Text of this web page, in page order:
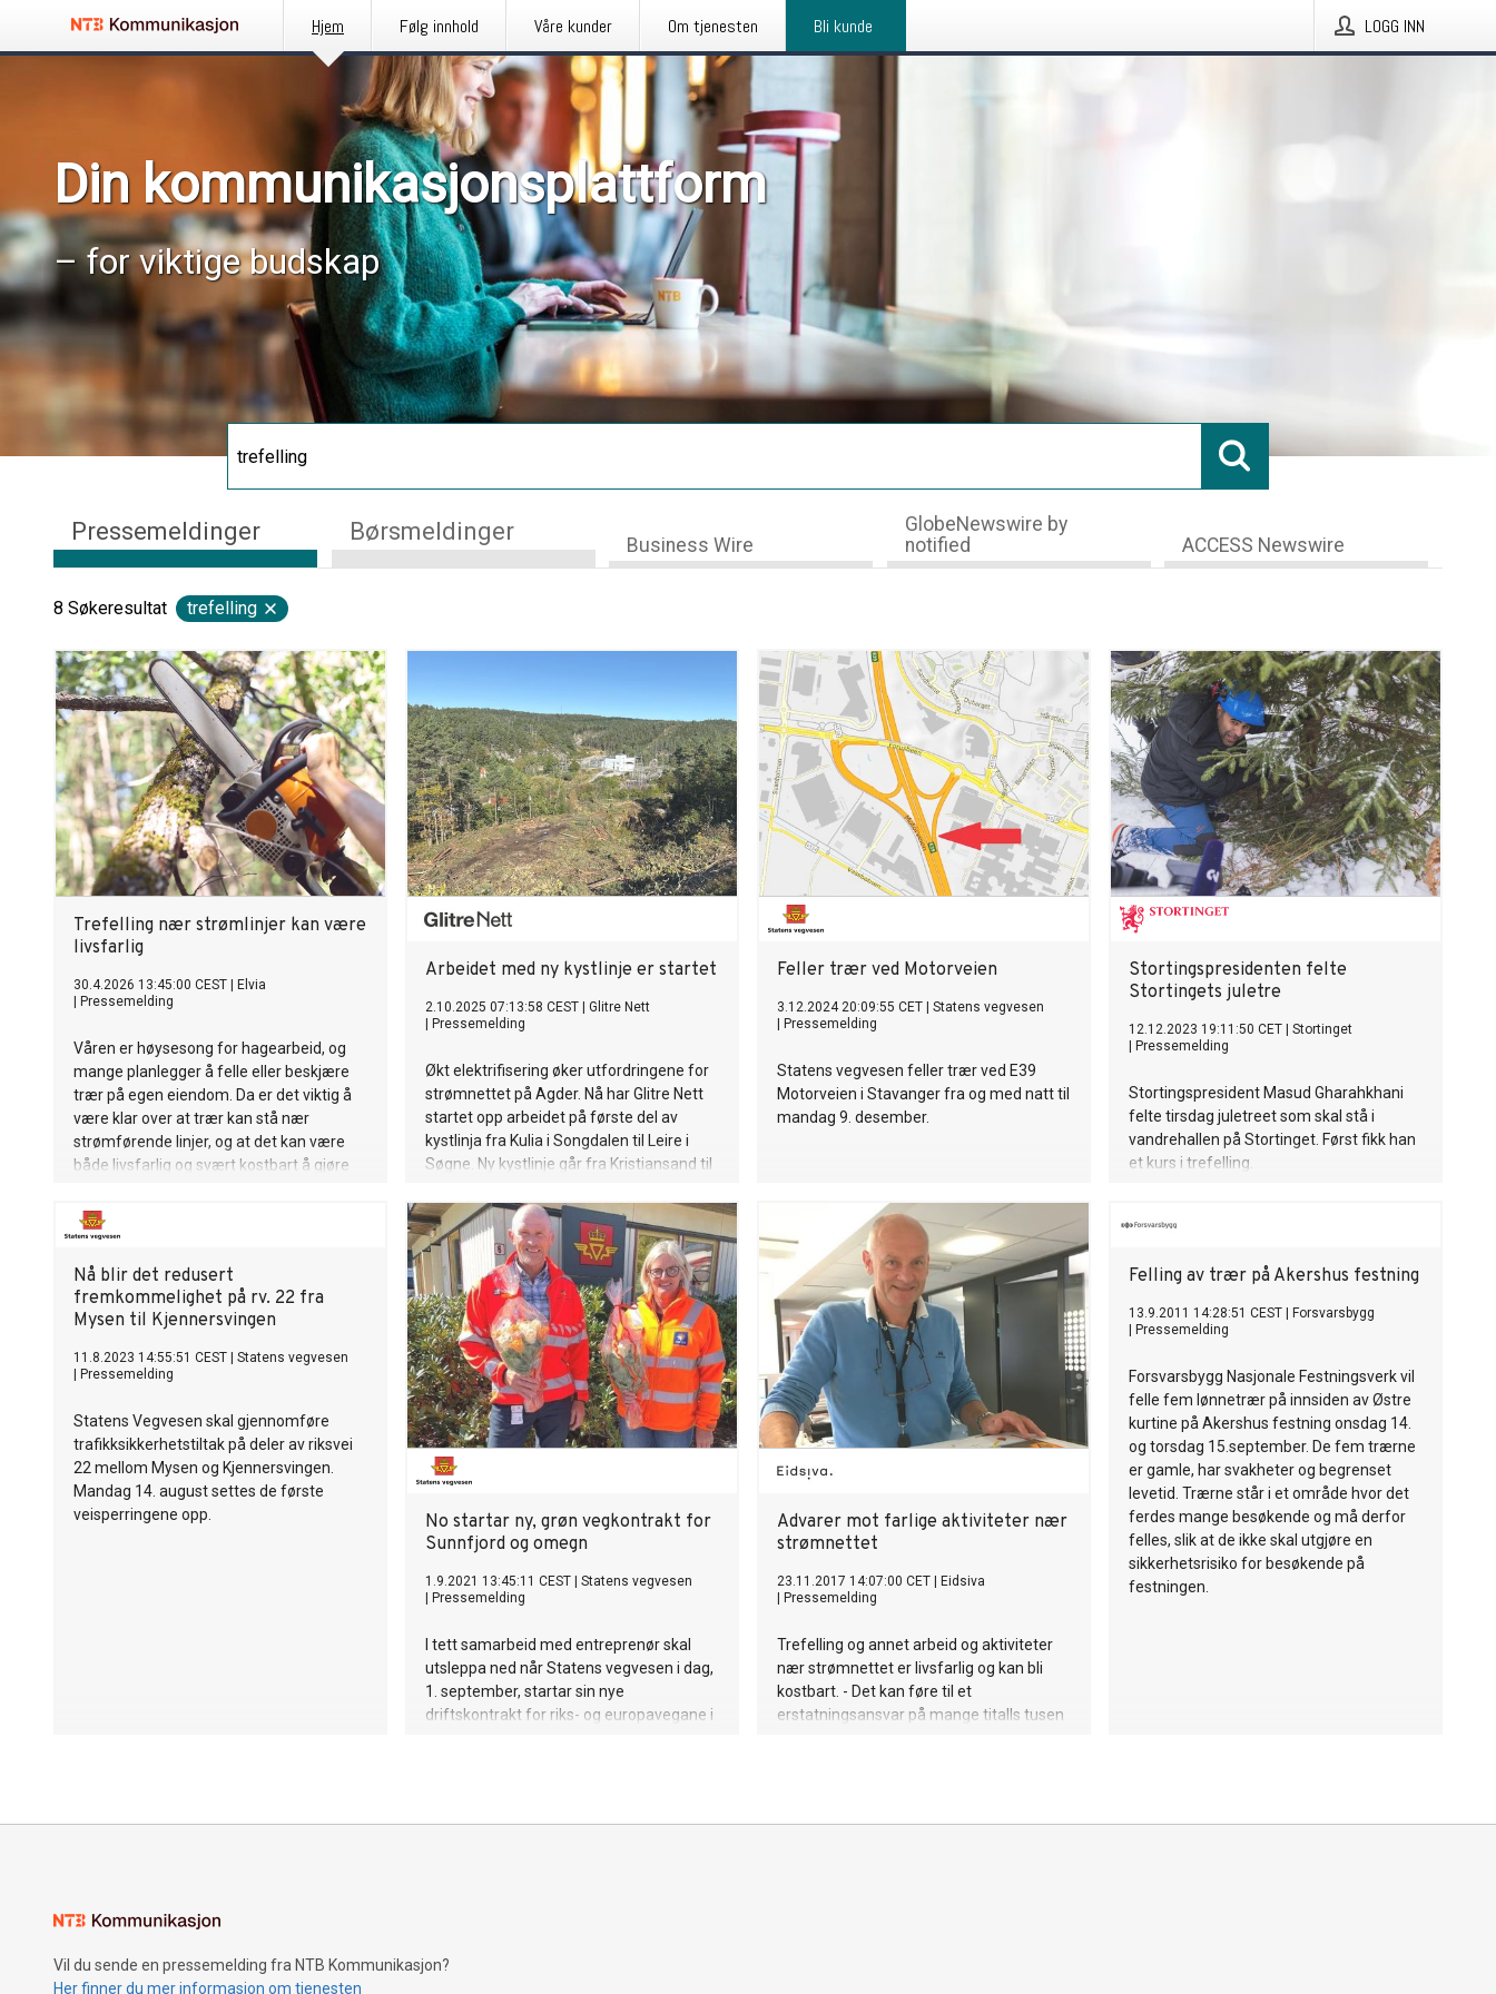
Hjem Følg innhold Våre kunder Om tjenesten Bli kunde LOGG INN
Din kommunikasjonsplattform
– for viktige budskap
Pressemeldinger Børsmeldinger Business Wire
GlobeNewswire by
notified
ACCESS Newswire
8 Søkeresultat trefelling
Trefelling nær strømlinjer kan være
livsfarlig
30.4.2026 13:45:00 CEST
Elvia
Pressemelding
Våren er høysesong for hagearbeid, og
mange planlegger å felle eller beskjære
trær på egen eiendom. Da er det viktig å
være klar over at trær kan stå nær
strømførende linjer, og at det kan være
både livsfarlig og svært kostbart å gjøre
Arbeidet med ny kystlinje er startet
2.10.2025 07:13:58 CEST
Glitre Nett
Pressemelding
Økt elektrifisering øker utfordringene for
strømnettet på Agder. Nå har Glitre Nett
startet opp arbeidet på første del av
kystlinja fra Kulia i Songdalen til Leire i
Søgne. Ny kystlinje går fra Kristiansand til
Feller trær ved Motorveien
3.12.2024 20:09:55 CET
Statens vegvesen
Pressemelding
Statens vegvesen feller trær ved E39
Motorveien i Stavanger fra og med natt til
mandag 9. desember.
Stortingspresidenten felte
Stortingets juletre
12.12.2023 19:11:50 CET
Stortinget
Pressemelding
Stortingspresident Masud Gharahkhani
felte tirsdag juletreet som skal stå i
vandrehallen på Stortinget. Først fikk han
et kurs i trefelling.
Nå blir det redusert
fremkommelighet på rv. 22 fra
Mysen til Kjennersvingen
11.8.2023 14:55:51 CEST
Statens vegvesen
Pressemelding
Statens Vegvesen skal gjennomføre
trafikksikkerhetstiltak på deler av riksvei
22 mellom Mysen og Kjennersvingen.
Mandag 14. august settes de første
veisperringene opp.
No startar ny, grøn vegkontrakt for
Sunnfjord og omegn
1.9.2021 13:45:11 CEST
Statens vegvesen
Pressemelding
I tett samarbeid med entreprenør skal
utsleppa ned når Statens vegvesen i dag,
1. september, startar sin nye
driftskontrakt for riks- og europavegane i
Advarer mot farlige aktiviteter nær
strømnettet
23.11.2017 14:07:00 CET
Eidsiva
Pressemelding
Trefelling og annet arbeid og aktiviteter
nær strømnettet er livsfarlig og kan bli
kostbart. - Det kan føre til et
erstatningsansvar på mange titalls tusen
Felling av trær på Akershus festning
13.9.2011 14:28:51 CEST
Forsvarsbygg
Pressemelding
Forsvarsbygg Nasjonale Festningsverk vil
felle fem lønnetrær på innsiden av Østre
kurtine på Akershus festning onsdag 14.
og torsdag 15.september. De fem trærne
er gamle, har svakheter og begrenset
levetid. Trærne står i et område hvor det
ferdes mange besøkende og må derfor
felles, slik at de ikke skal utgjøre en
sikkerhetsrisiko for besøkende på
festningen.
Vil du sende en pressemelding fra NTB Kommunikasjon?
Her finner du mer informasjon om tjenesten